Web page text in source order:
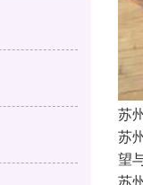
苏
苏
望